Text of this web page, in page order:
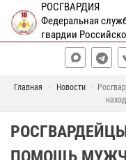
РОСГВАРДИЯ
Федеральная
гвардии
Главная Новости